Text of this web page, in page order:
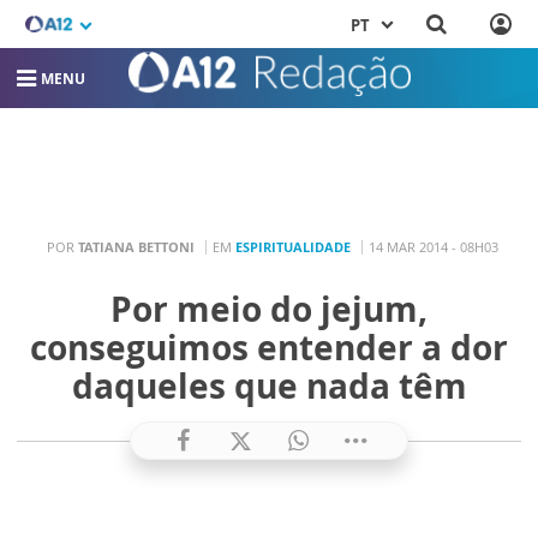
PT
MENU
POR TATIANA BETTONI EM ESPIRITUALIDADE 14 MAR 2014 - 08H03
Por meio do jejum,
conseguimos entender a dor
daqueles que nada têm